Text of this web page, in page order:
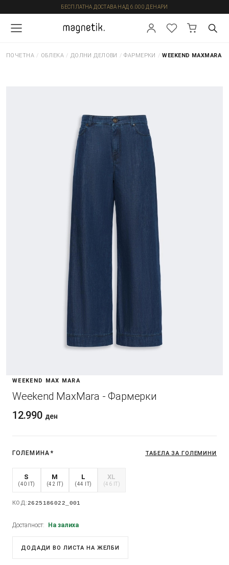
БЕСПЛАТНА ДОСТАВА НАД 6.000 ДЕНАРИ
ПОЧЕТНА / ОБЛЕКА / ДОЛНИ ДЕЛОВИ / ФАРМЕРКИ / WEEKEND
WEEKEND MAX MARA
Weekend MaxMara - Фармерки
12.990 ден
ГОЛЕМИНА * ТАБЕЛА ЗА ГОЛЕМИНИ
S
(40 IT)
M
(42 IT)
L
(44 IT)
XL
(46 IT)
КОД:2625186022_001
Достапност: На залиха
ДОДАДИ ВО ЛИСТА НА ЖЕЛБИ